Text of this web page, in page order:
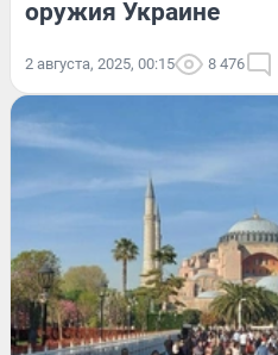
оружия Украине
2 августа, 2025, 00:15 8 476